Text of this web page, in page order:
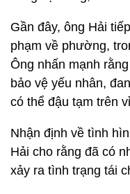
Gần đây, ông Hải
phạm về phường,
Ông nhấn mạnh
bảo vệ yếu nhân,
có thể đậu tạm trên
Nhận định về tình
Hải cho rằng đã có
xảy ra tình trạng tái